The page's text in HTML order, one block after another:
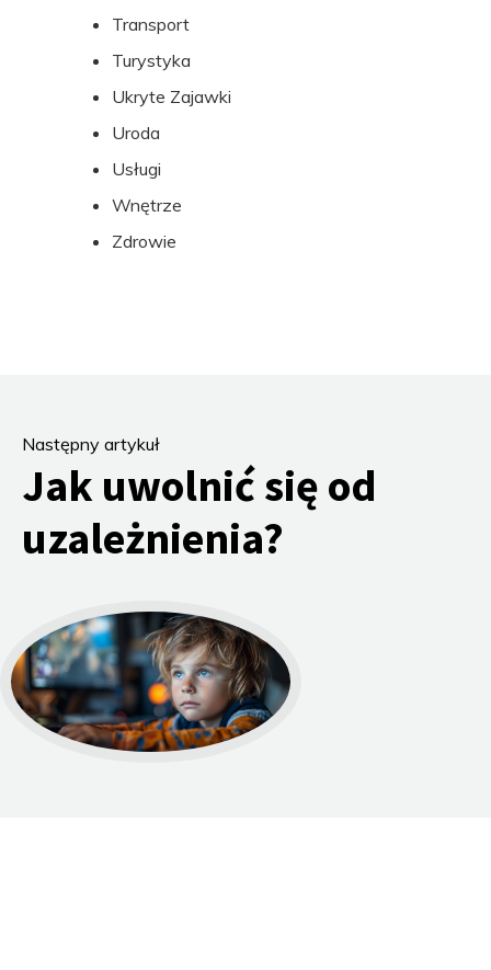
Transport
Turystyka
Ukryte Zajawki
Uroda
Usługi
Wnętrze
Zdrowie
Następny artykuł
Jak uwolnić się od
uzależnienia?